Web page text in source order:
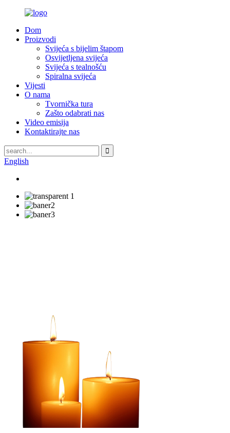
Dom
Proizvodi
Svijeća s bijelim štapom
Osvijetljena svijeća
Svijeća s tealnošću
Spiralna svijeća
Vijesti
O nama
Tvornička tura
Zašto odabrati nas
Video emisija
Kontaktirajte nas
English